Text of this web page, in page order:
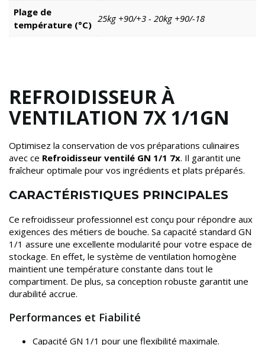
Plage de
température (°C)
25kg +90/+3 - 20kg +90/-18
REFROIDISSEUR À
VENTILATION 7X 1/1GN
Optimisez la conservation de vos préparations culinaires
avec ce Refroidisseur ventilé GN 1/1 7x. Il garantit une
fraîcheur optimale pour vos ingrédients et plats préparés.
CARACTÉRISTIQUES PRINCIPALES
Ce refroidisseur professionnel est conçu pour répondre aux
exigences des métiers de bouche. Sa capacité standard GN
1/1 assure une excellente modularité pour votre espace de
stockage. En effet, le système de ventilation homogène
maintient une température constante dans tout le
compartiment. De plus, sa conception robuste garantit une
durabilité accrue.
Performances et Fiabilité
Capacité GN 1/1 pour une flexibilité maximale.